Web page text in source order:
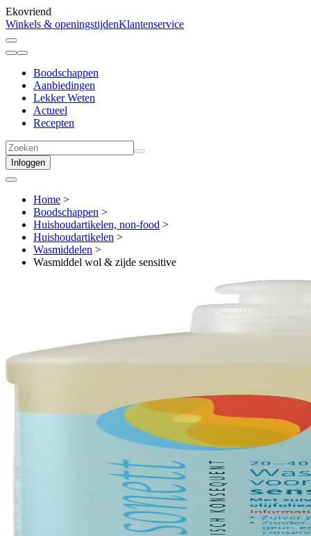
Ekovriend
Winkels & openingstijdenKlantenservice
Boodschappen
Aanbiedingen
Lekker Weten
Actueel
Recepten
Inloggen
Home >
Boodschappen >
Huishoudartikelen, non-food >
Huishoudartikelen >
Wasmiddelen >
Wasmiddel wol & zijde sensitive